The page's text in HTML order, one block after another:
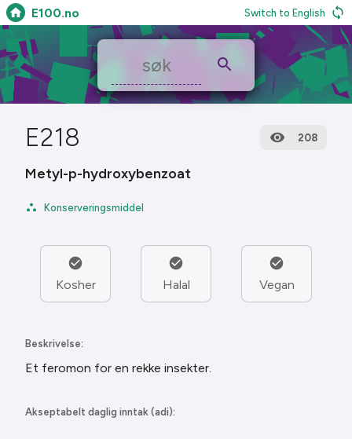
E100.no Switch to English
E218 208
Metyl-p-hydroxybenzoat
Konserveringsmiddel
Kosher Halal Vegan
Beskrivelse:
Et feromon for en rekke insekter.
Akseptabelt daglig inntak (adi):